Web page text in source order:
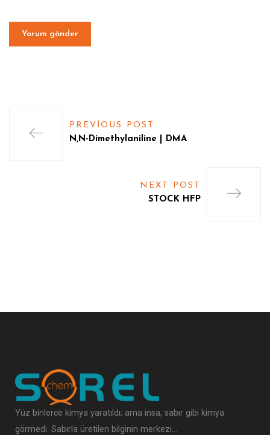
PREVIOUS POST
N,N-Dimethylaniline | DMA
NEXT POST
STOCK HFP
Yüz binlerce kimya yaratıldı; ama insa, sabır gibi kimya
görmedi. Sabırla üretilen bilginin merkezi…